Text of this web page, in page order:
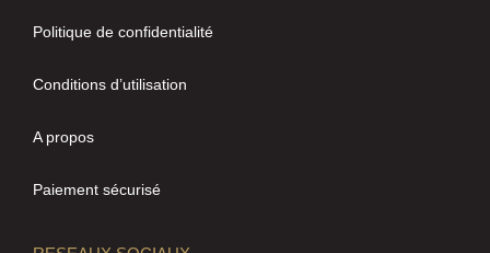
Politique de confidentialité
Conditions d’utilisation
A propos
Paiement sécurisé